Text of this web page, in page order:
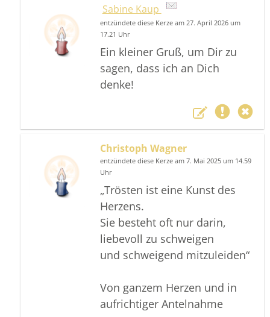
Sabine Kaup
entzündete diese Kerze am 27. April 2026 um
17.21 Uhr
Ein kleiner Gruß, um Dir zu
sagen, dass ich an Dich
denke!
Christoph Wagner
entzündete diese Kerze am 7. Mai 2025 um 14.59
Uhr
„Trösten ist eine Kunst des
Herzens.
Sie besteht oft nur darin,
liebevoll zu schweigen
und schweigend mitzuleiden“
Von ganzem Herzen und in
aufrichtiger Antelnahme